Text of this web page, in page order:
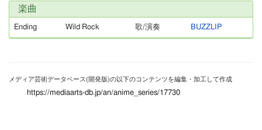
楽曲
Ending Wild Rock 歌/演奏 BUZZLIP
メディア芸術データベース(開発版)の以下のコンテンツを編集・加工して作成
https://mediaarts-db.jp/an/anime_series/17730